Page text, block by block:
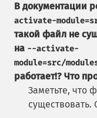
В документации
activate-
такой файл не
на --activate-
module=src/
работает!? Что
Заметьте, что
существовать.